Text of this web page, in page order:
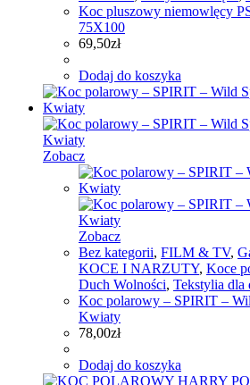
Koc pluszowy niemowlęcy
75X100
69,50zł
Dodaj do koszyka
Zobacz
Zobacz
Bez kategorii, FILM & TV,
KOCE I NARZUTY, Koce
Duch Wolności, Tekstylia dla
Koc polarowy – SPIRIT –
Kwiaty
78,00zł
Dodaj do koszyka